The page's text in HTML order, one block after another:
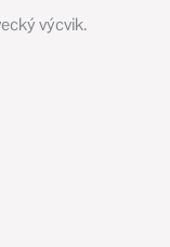
výcvik.